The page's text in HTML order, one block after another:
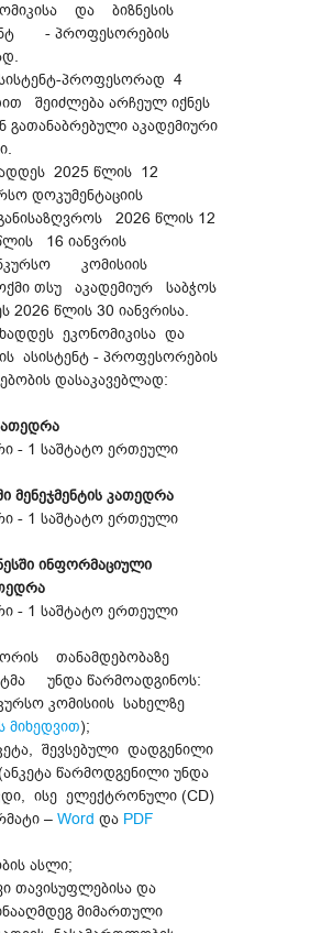
და ბიზნესის
- პროფესორების
პროფესორად 4
შეიძლება არჩეულ იქნეს
გათანაბრებული აკადემიური
2025 წლის 12
დოკუმენტაციის
2026 წლის 12
16 იანვრის
კომისიის
თსუ აკადემიურ საბჭოს
2026 წლის 30 იანვრისა.
ეკონომიკისა და
ასისტენტ - პროფესორების
დასაკავებლად:
- 1 საშტატო ერთეული
კათედრა
- 1 საშტატო ერთეული
ინფორმაციული
- 1 საშტატო ერთეული
თანამდებობაზე
უნდა წარმოადგინოს:
კომისიის სახელზე
);
შევსებული დადგენილი
წარმოდგენილი უნდა
ისე ელექტრონული (CD)
– Word და PDF
ასლი;
თავისუფლებისა და
მიმართული